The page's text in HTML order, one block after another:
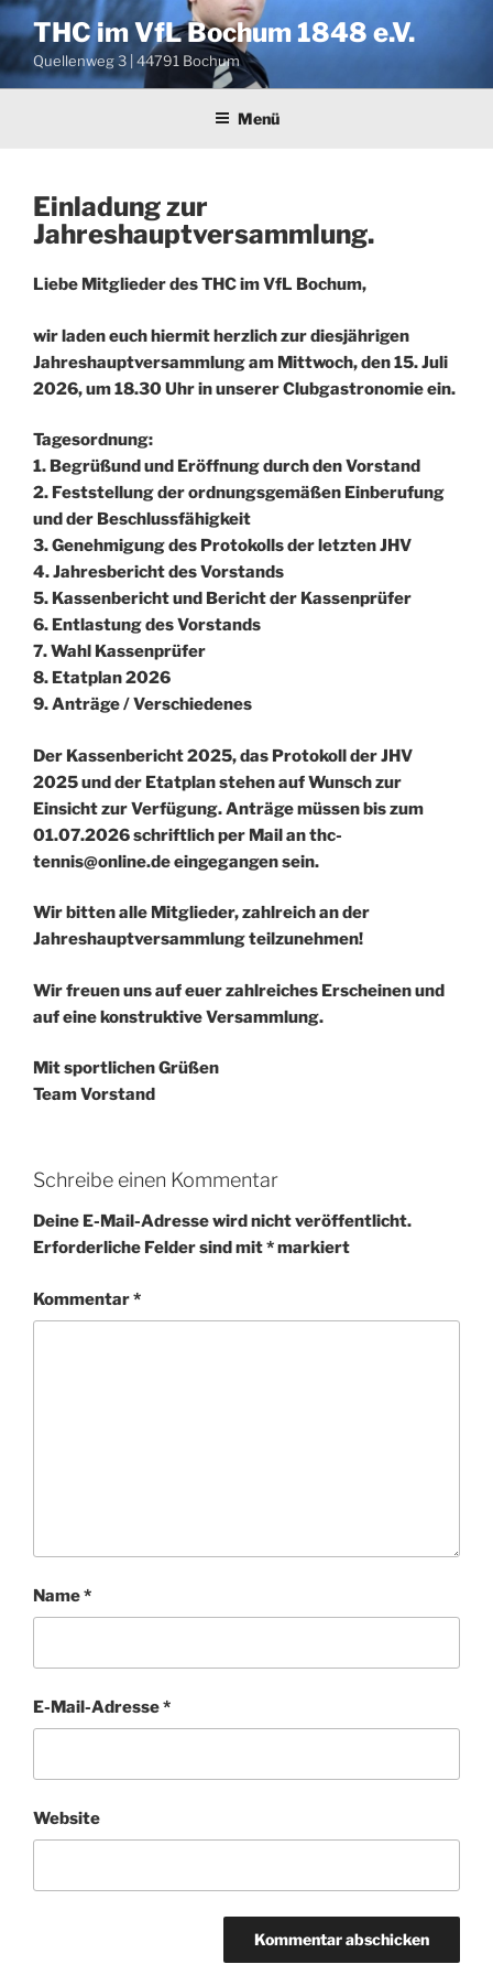
Zum
Inhalt
springen
THC im VfL Bochum 1848 e.V.
Quellenweg 3 | 44791 Bochum
Menü
VERÖFFENTLICHT
AM
Einladung zur
Jahreshauptversammlung.
Liebe Mitglieder des THC im VfL Bochum,
wir laden euch hiermit herzlich zur diesjährigen
Jahreshauptversammlung am Mittwoch, den 15. Juli
2026, um18.30 Uhrinunserer Clubgastronomieein.
Tagesordnung:
1. Begrüßund und Eröffnung durch den Vorstand
2. Feststellung der ordnungsgemäßen Einberufung
und der Beschlussfähigkeit
3. Genehmigung des Protokolls der letzten JHV
4. Jahresbericht des Vorstands
5. Kassenbericht und Bericht der Kassenprüfer
6. Entlastung des Vorstands
7. Wahl Kassenprüfer
8. Etatplan 2026
9. Anträge / Verschiedenes
Der Kassenbericht 2025, das Protokoll der JHV
2025 und der Etatplan stehen auf Wunsch zur
Einsicht zur Verfügung. Anträge müssen bis zum
01.07.2026 schriftlich per Mail an thc-
tennis@online.de eingegangen sein.
Wir bitten alle Mitglieder, zahlreich an der
Jahreshauptversammlung teilzunehmen!
Wir freuen uns auf euer zahlreiches Erscheinen und
auf eine konstruktive Versammlung.
Mit sportlichen Grüßen
Team Vorstand
Schreibe einen Kommentar
Deine E-Mail-Adresse wird nicht veröffentlicht.
Erforderliche Felder sind mit*markiert
Kommentar*
Name*
E-Mail-Adresse*
Website